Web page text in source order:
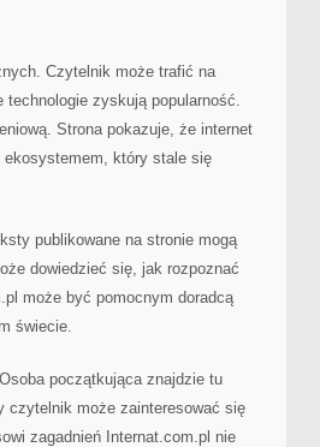
Czytelnik może trafić na
zyskują popularność.
Strona pokazuje, że internet
ekosystemem, który stale się
publikowane na stronie mogą
dowiedzieć się, jak rozpoznać
może być pomocnym doradcą
świecie.
początkująca znajdzie tu
czytelnik może zainteresować się
zagadnień Internat.com.pl nie